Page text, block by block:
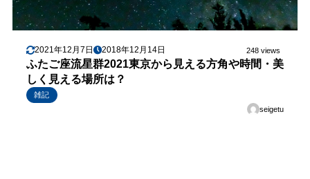
2021年12月7日 2018年12月14日 248 views
ふたご座流星群2021東京から見える方角や時間・美
しく見える場所は？
雑記
seigetu